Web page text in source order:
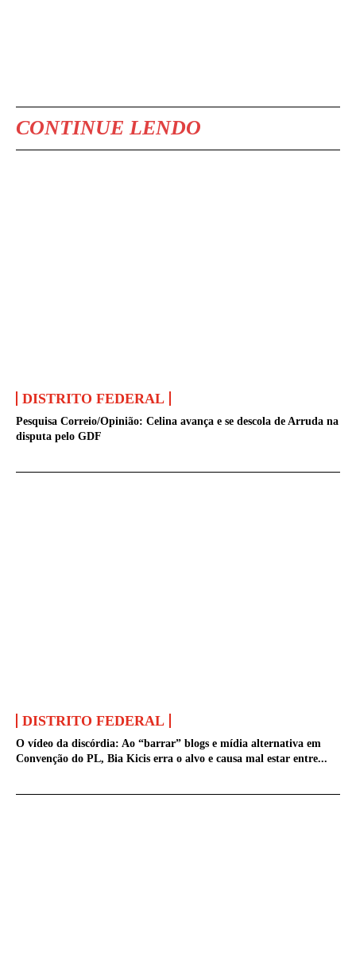
CONTINUE LENDO
DISTRITO FEDERAL
Pesquisa Correio/Opinião: Celina avança e se descola de Arruda na
disputa pelo GDF
DISTRITO FEDERAL
O vídeo da discórdia: Ao “barrar” blogs e mídia alternativa em
Convenção do PL, Bia Kicis erra o alvo e causa mal estar entre...